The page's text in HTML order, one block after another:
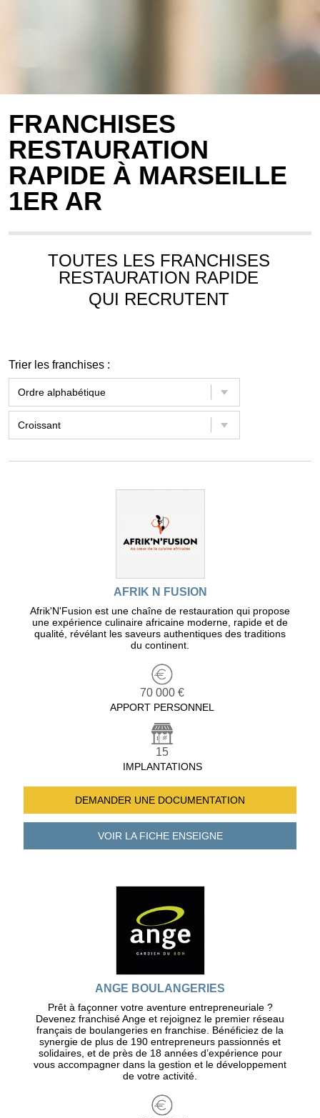
FRANCHISES
RESTAURATION
RAPIDE À MARSEILLE
1ER AR
TOUTES LES FRANCHISES
RESTAURATION RAPIDE
QUI RECRUTENT
Trier les franchises :
AFRIK N FUSION
Afrik'N'Fusion est une chaîne de restauration qui propose
une expérience culinaire africaine moderne, rapide et de
qualité, révélant les saveurs authentiques des traditions
du continent.
70 000 €
APPORT PERSONNEL
15
IMPLANTATIONS
DEMANDER UNE DOCUMENTATION
VOIR LA FICHEENSEIGNE
ANGE BOULANGERIES
Prêt à façonner votre aventure entrepreneuriale ?
Devenez franchisé Ange et rejoignez le premier réseau
français de boulangeries en franchise. Bénéficiez de la
synergie de plus de 190 entrepreneurs passionnés et
solidaires, et de près de 18 années d’expérience pour
vous accompagner dans la gestion et le développement
de votre activité.